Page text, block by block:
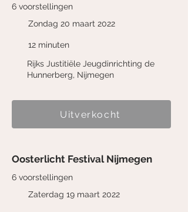
6 voorstellingen
Zondag 20 maart 2022
12 minuten
Rijks Justitiële Jeugdinrichting de
Hunnerberg, Nijmegen
Uitverkocht
Oosterlicht Festival Nijmegen
6 voorstellingen
Zaterdag 19 maart 2022